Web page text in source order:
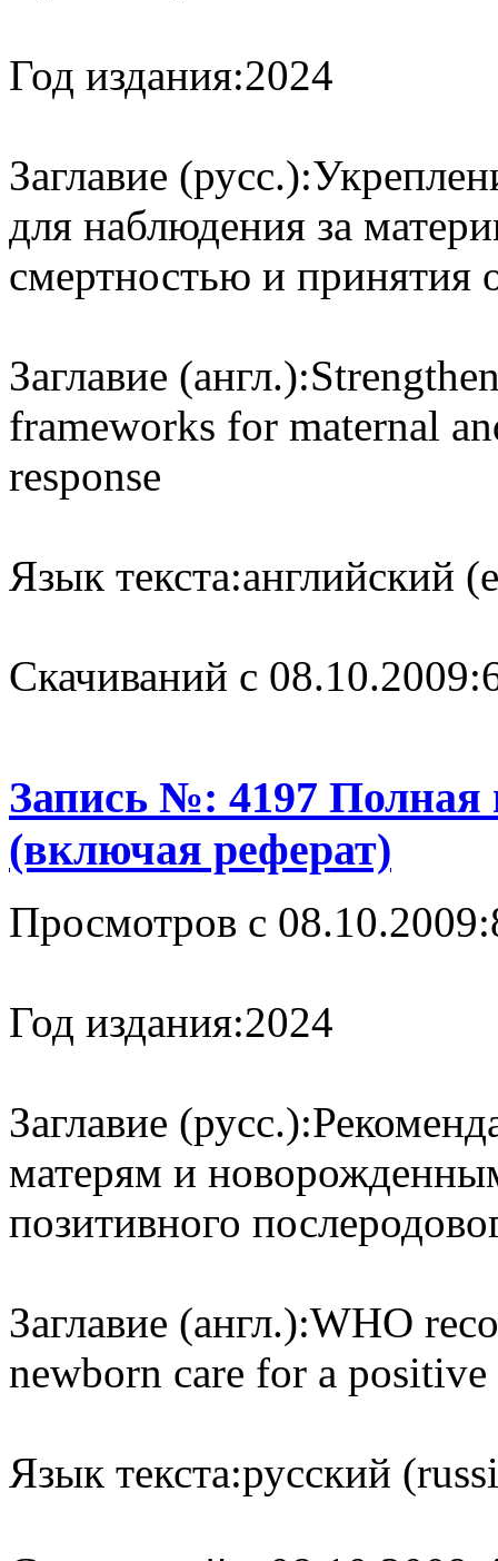
Год издания:2024
Заглавие (русс.):
для наблюдения за
смертностью и принятия
Заглавие (англ.):
frameworks for maternal
response
Язык текста:английский
Cкачиваний с 08.10.2009:
Запись №: 4197 Полная
(включая реферат)
Просмотров с 08.10.2009:
Год издания:2024
Заглавие (русс.):
матерям и
позитивного
Заглавие (англ.):WHO
newborn care for a
Язык текста:русский